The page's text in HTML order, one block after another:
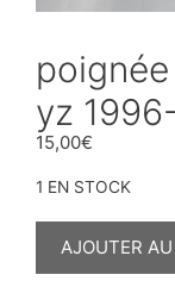
poignée
yz
15,00€
1 EN STOCK
QUANTITÉ
AJOUTER